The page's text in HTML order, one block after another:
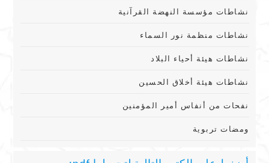
نشاطات مؤسسة النهضة القرآنية
نشاطات منظمة نور السماء
نشاطات هيئة أحياء البلاد
نشاطات هيئة أخلاق الحسين
نفحات من أنفاس أمير المؤمنين
ومضات تربوية